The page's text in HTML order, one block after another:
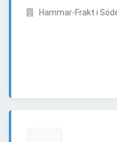
Hammar-Frakt i